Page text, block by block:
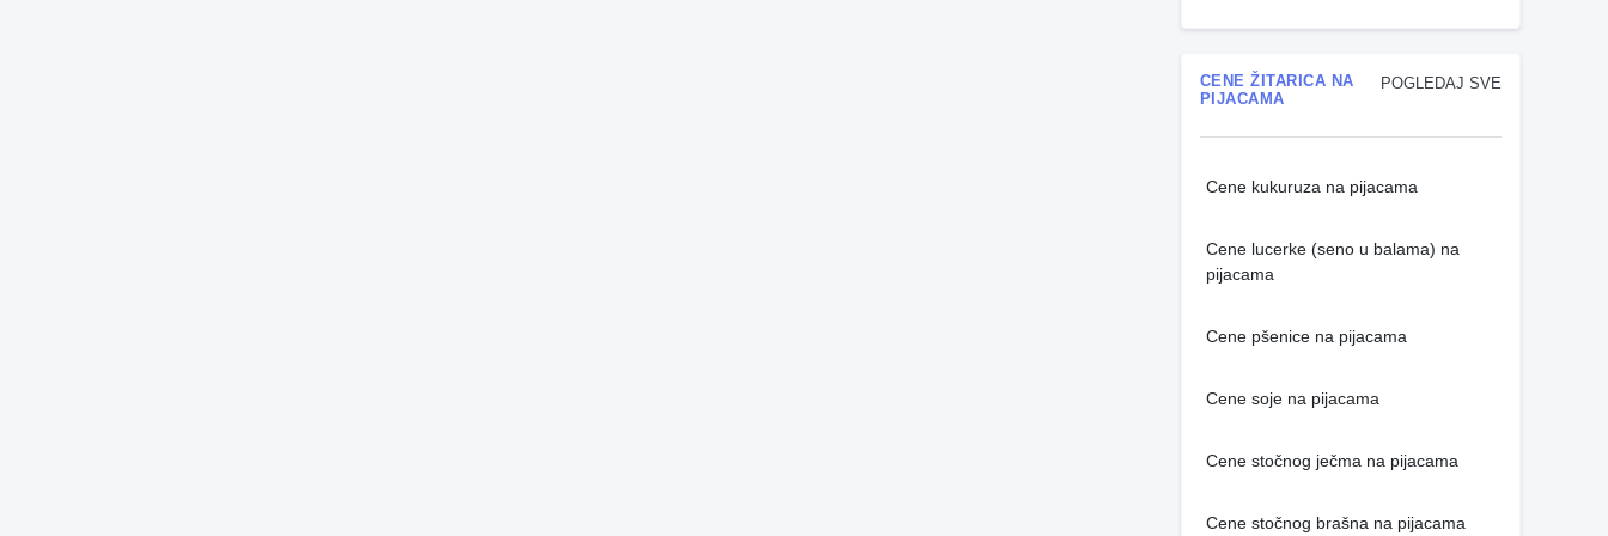
POGLEDAJ SVE
CENE ŽITARICA NA
PIJACAMA
Cene kukuruza na pijacama
Cene lucerke (seno u balama) na
pijacama
Cene pšenice na pijacama
Cene soje na pijacama
Cene stočnog ječma na pijacama
Cene stočnog brašna na pijacama